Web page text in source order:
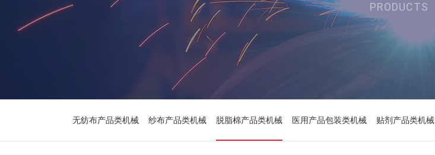
PRODUCTS
无纺布产品类机械 纱布产品类机械 脱脂棉产品类机械 医用产品包装类机械 贴剂产品类机械